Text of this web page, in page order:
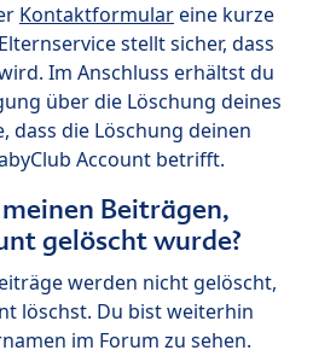
Kontaktformulareine kurze
stellt sicher, dass
Im Anschluss erhältst du
über die Löschung deines
dass die Löschung deinen
Account betrifft.
Beiträgen,
gelöscht wurde?
werden nicht gelöscht,
löschst. Du bist weiterhin
im Forum zu sehen.